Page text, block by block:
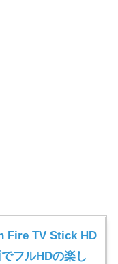
Fire TV Stick HD
でフルHDの楽し